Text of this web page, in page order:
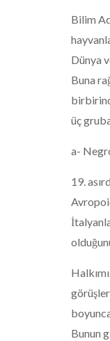
Bilim
Dünya
Buna
üç
a-
19.
Bunun